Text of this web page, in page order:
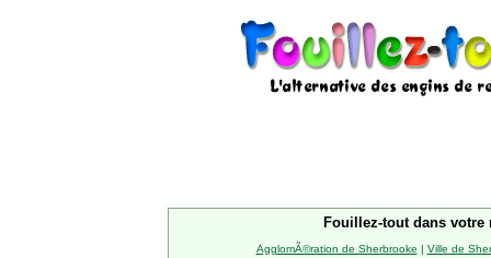
Fouillez-tout dans votre
AgglomÃ©ration de Sherbrooke | Ville de